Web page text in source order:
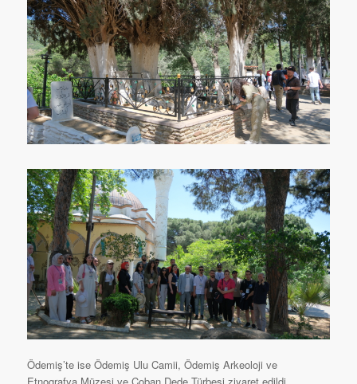
Ödemiş’te ise Ödemiş Ulu Camii, Ödemiş Arkeoloji ve